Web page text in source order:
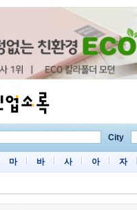
City
마 바 사 아 자